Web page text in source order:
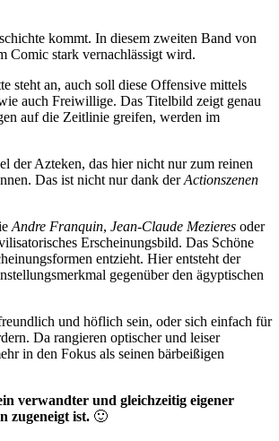
kommt. In diesem zweiten Band von
Comic stark vernachlässigt wird.
steht an, auch soll diese Offensive mittels
auch Freiwillige. Das Titelbild zeigt genau
auf die Zeitlinie greifen, werden im
der Azteken, das hier nicht nur zum reinen
Das ist nicht nur dank derActionszenen
Andre Franquin, Jean-Claude Mezieres oder
Erscheinungsbild. Das Schöne
entzieht. Hier entsteht der
gegenüber den ägyptischen
und höflich sein, oder sich einfach für
Da rangieren optischer und leiser
in den Fokus als seinen bärbeißigen
verwandter und gleichzeitig eigener
zugeneigt ist. 🙂